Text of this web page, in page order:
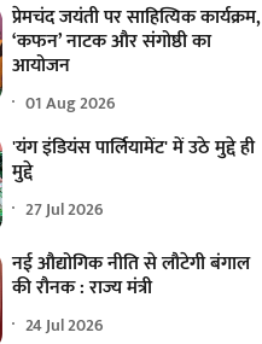
प्रेमचंद जयंती पर साहित्यिक कार्यक्रम,
‘कफन’ नाटक और संगोष्ठी का
आयोजन
01 Aug 2026
'यंग इंडियंस पार्लियामेंट' में उठे मुद्दे ही
मुद्दे
27 Jul 2026
नई औद्योगिक नीति से लौटेगी बंगाल
की रौनक : राज्य मंत्री
24 Jul 2026